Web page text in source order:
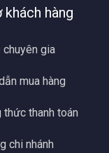
thủy bình
và khảo sát địa
một trong những
công nghệ đo
khách hàng
gia
mua hàng
thức thanh toán
chi nhánh